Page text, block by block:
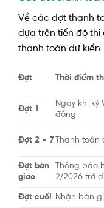
Về các đợt thanh
dựa trên tiến độ
thanh toán dự kiến.
Đợt Thời điểm
Đợt 1
Ngay khi ký
đồng
Đợt 2 – 7 Thanh toán
Đợt bàn
giao
Thông báo
2/2026 trở
Đợt cuối Nhận bàn